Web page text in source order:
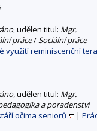
, udělen titul: Mgr.
práce/Sociální práce
využití reminiscenční
, udělen titul: Mgr.
a poradenství
očima seniorů |